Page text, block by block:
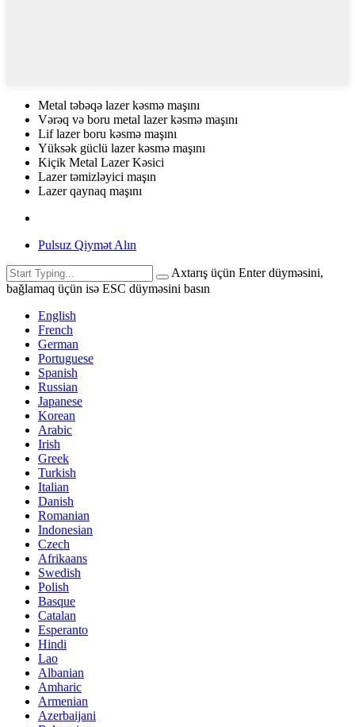
Metal təbəqə lazer kəsmə maşını
Vərəq və boru metal lazer kəsmə maşını
Lif lazer boru kəsmə maşını
Yüksək güclü lazer kəsmə maşını
Kiçik Metal Lazer Kəsici
Lazer təmizləyici maşın
Lazer qaynaq maşını
Pulsuz Qiymət Alın
Axtarış üçün Enter düyməsini,
bağlamaq üçün isə ESC düyməsini basın
English
French
German
Portuguese
Spanish
Russian
Japanese
Korean
Arabic
Irish
Greek
Turkish
Italian
Danish
Romanian
Indonesian
Czech
Afrikaans
Swedish
Polish
Basque
Catalan
Esperanto
Hindi
Lao
Albanian
Amharic
Armenian
Azerbaijani